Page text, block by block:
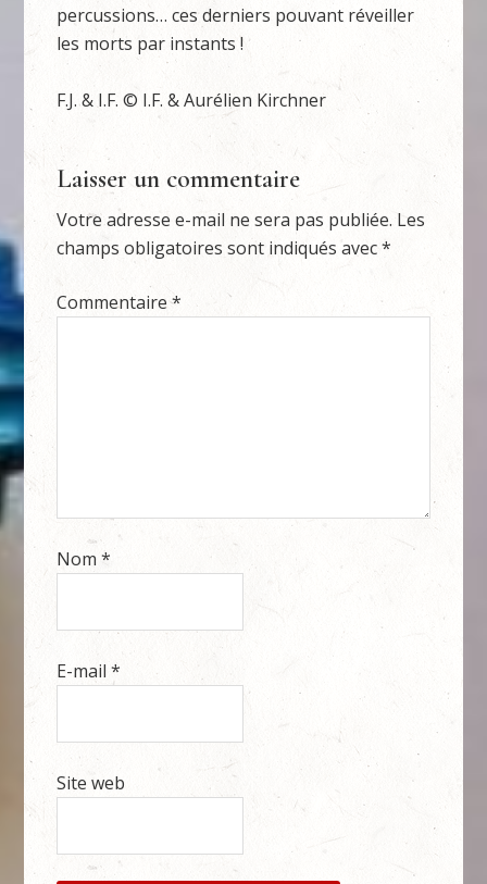
percussions… ces derniers pouvant réveiller
les morts par instants !
F.J. & I.F. © I.F. & Aurélien Kirchner
Laisser un commentaire
Votre adresse e-mail ne sera pas publiée. Les
champs obligatoires sont indiqués avec*
Commentaire*
Nom*
E-mail*
Site web